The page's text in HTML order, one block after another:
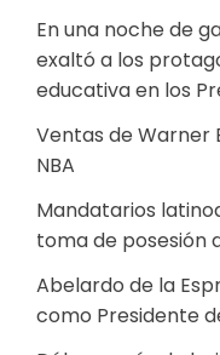
En una noche de
exaltó a los
educativa en los
Ventas de Warner
NBA
Mandatarios
toma de posesión
Abelardo de la
como Presidente